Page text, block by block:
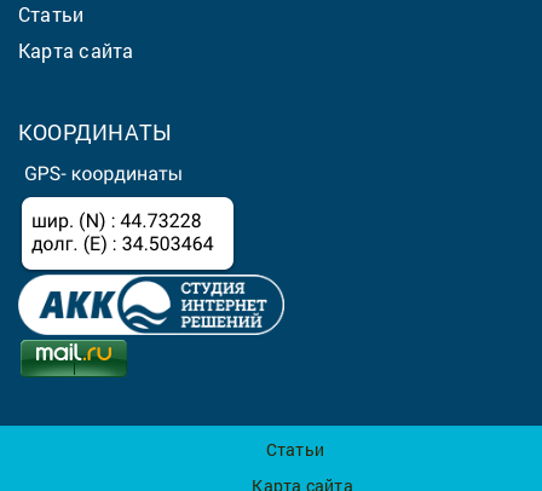
Статьи
Карта сайта
КООРДИНАТЫ
Статьи
Карта сайта